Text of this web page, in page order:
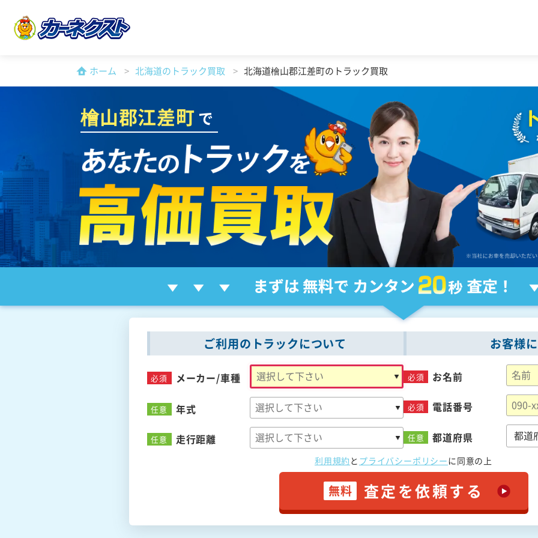
ホーム 北海道のトラック買取 北海道檜山郡江差町のトラック買取
檜山郡江差町 で
ご利用のトラックについて
必須 メーカー/車種
任意 年式
任意 走行距離
お客様
必須 お名前
必須 電話番号
任意 都道府県
利用規約 と プライバシーポリシーに同意の上
無料 査定を依頼する